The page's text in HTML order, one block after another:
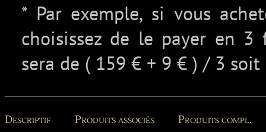
* Par exemple, si vous
choisissez de le payer en
sera de ( 159 € + 9 € ) / 3 soit
Descriptif Produits associés Produits compl.